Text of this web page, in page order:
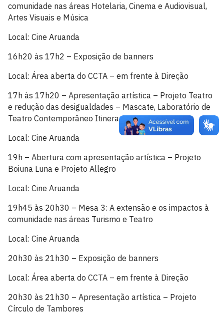
comunidade nas áreas Hotelaria, Cinema e Audiovisual,
Artes Visuais e Música
Local: Cine Aruanda
16h20 às 17h2 – Exposição de banners
Local: Área aberta do CCTA – em frente à Direção
17h às 17h20 – Apresentação artística – Projeto Teatro
e redução das desigualdades – Mascate, Laboratório de
Teatro Contemporâneo Itinerante
Local: Cine Aruanda
19h – Abertura com apresentação artística – Projeto
Boiuna Luna e Projeto Allegro
Local: Cine Aruanda
19h45 às 20h30 – Mesa 3: A extensão e os impactos à
comunidade nas áreas Turismo e Teatro
Local: Cine Aruanda
20h30 às 21h30 – Exposição de banners
Local: Área aberta do CCTA – em frente à Direção
20h30 às 21h30 – Apresentação artística – Projeto
Círculo de Tambores